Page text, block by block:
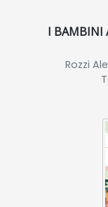
I BAMBINI
Rozzi